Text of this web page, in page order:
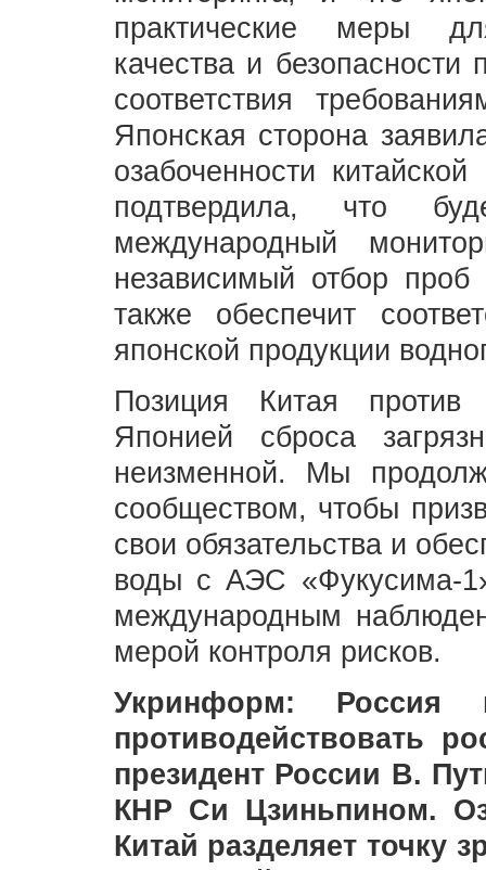
практические меры
качества и
соответствия
Японская сторона
озабоченности
подтвердила, что
международный
независимый отбор
также обеспечит
японской продукции
Позиция Китая против
Японией сброса
неизменной. Мы
сообществом, чтобы
свои обязательства и
воды с АЭС «Фукусима-
международным
мерой контроля рисков.
Укринформ: Россия
противодействовать
президент России В.
КНР Си Цзиньпином.
Китай разделяет точку